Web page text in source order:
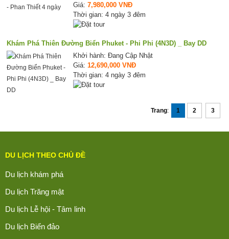
Giá:7,980,000 VNĐ
Thời gian: 4 ngày 3 đêm
Khám Phá Thiên Đường Biển Phuket - Phi Phi (4N3D) _ Bay DD
Khởi hành: Đang Cập Nhật
Giá:12,690,000 VNĐ
Thời gian: 4 ngày 3 đêm
Trang: 1 2 3
DU LỊCH THEO CHỦ ĐỀ
Du lịch khám phá
Du lịch Trăng mật
Du lịch Lễ hội - Tâm linh
Du lịch Biển đảo